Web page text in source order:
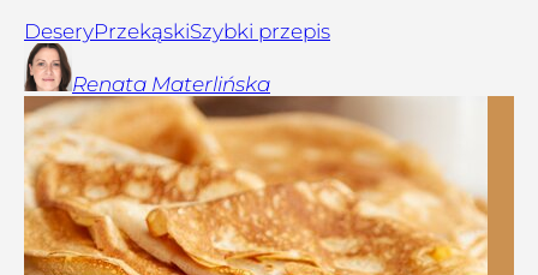
DeseryPrzekąskiSzybki przepis
Renata Materlińska